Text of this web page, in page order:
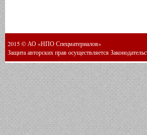
2015 © АО «НПО Спецматериалов»
Защита авторских прав осуществляется